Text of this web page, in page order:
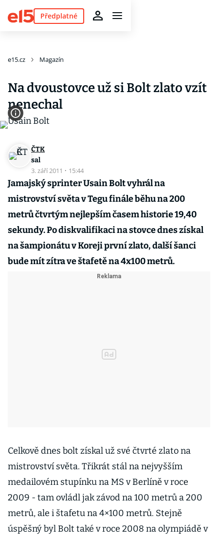
Předplatné
e15.cz Magazín
Na dvoustovce už si Bolt zlato vzít
nenechal
ČTK
sal
3. září 2011 · 15:44
Jamajský sprinter Usain Bolt vyhrál na
mistrovství světa v Tegu finále běhu na 200
metrů čtvrtým nejlepším časem historie 19,40
sekundy. Po diskvalifikaci na stovce dnes získal
na šampionátu v Koreji první zlato, další šanci
bude mít zítra ve štafetě na 4x100 metrů.
Celkově dnes bolt získal už své čtvrté zlato na
mistrovství světa. Třikrát stál na nejvyšším
medailovém stupínku na MS v Berlíně v roce
2009 - tam ovládl jak závod na 100 metrů a 200
metrů, ale i štafetu na 4×100 metrů. Stejně
úspěšný byl Bolt také v roce 2008 na olympiádě v